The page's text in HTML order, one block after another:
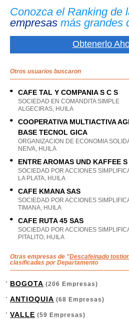
Conozca el Ranking de
empresas más grandes
Obtenerlo
Otros usuarios buscaron
CAFE TAL Y COMPANIA S C S
SOCIEDAD EN COMANDITA SIMPLE
ALGECIRAS, HUILA
COOPERATIVA MULTIACTIVA
BASE TECNOL GICA
ORGANIZACION DE ECONOMIA
NEIVA, HUILA
ENTRE AROMAS UND KAFFEE S
SOCIEDAD POR ACCIONES
LA PLATA, HUILA
CAFE KMANA SAS
SOCIEDAD POR ACCIONES
TIMANA, HUILA
CAFE RUTA 45 SAS
SOCIEDAD POR ACCIONES
PITALITO, HUILA
Otras empresas de "Descafeinado
clasificadas por Departamento
BOGOTA (206 Empresas)
ANTIOQUIA (68 Empresas)
VALLE (59 Empresas)